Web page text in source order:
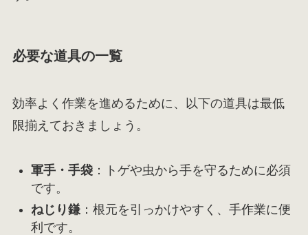
必要な道具の一覧
効率よく作業を進めるために、以下の道具は最低
限揃えておきましょう。
軍手・手袋：トゲや虫から手を守るために必須
です。
ねじり鎌：根元を引っかけやすく、手作業に便
利です。